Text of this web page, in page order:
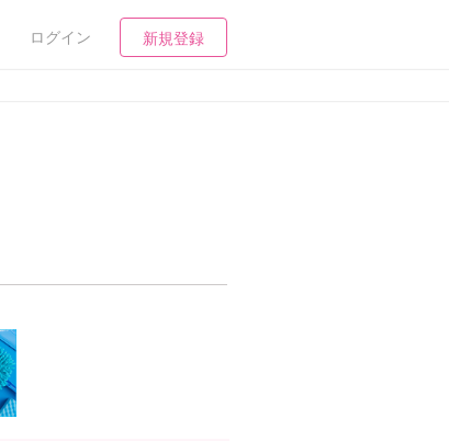
ログイン 新規登録